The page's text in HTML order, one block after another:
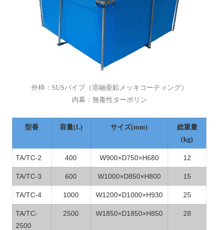
型番 容量(L) サイズ(mm)
総重量
(kg)
TA/TC-2 400 W900×D750×H680 12
TA/TC-3 600 W1000×D850×H800 15
TA/TC-4 1000 W1200×D1000×H930 25
TA/TC-
2500
2500 W1850×D1850×H850 28
外枠：SUSパイプ（溶融亜鉛メッキコーティング）
内幕：無毒性ターポリン